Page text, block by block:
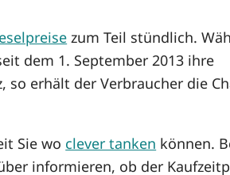
zum Teil stündlich.
dem 1. September 2013 ihre
erhält der Verbraucher die
Sie wo clever tanken können.
informieren, ob der